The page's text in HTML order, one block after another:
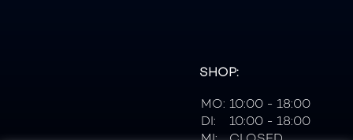
SHOP:
MO: 10:00 - 18:00
DI:
10:00 - 18:00